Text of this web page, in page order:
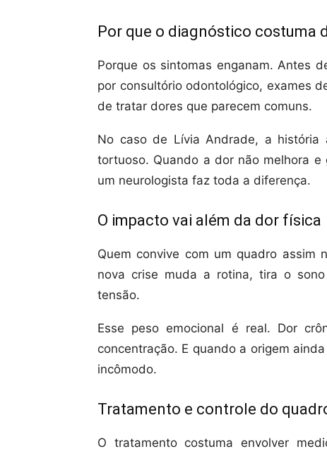
Por que o diagnóstico costuma
Porque os sintomas enganam. Antes
por consultório odontológico, exames
de tratar dores que parecem comuns.
No caso de Lívia Andrade, a história
tortuoso. Quando a dor não melhora
um neurologista faz toda a diferença.
O impacto vai além da dor física
Quem convive com um quadro assim
nova crise muda a rotina, tira o
tensão.
Esse peso emocional é real. Dor
concentração. E quando a origem
incômodo.
Tratamento e controle do
O tratamento costuma envolver